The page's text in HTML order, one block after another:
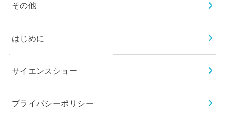
その他
はじめに
サイエンスショー
プライバシーポリシー